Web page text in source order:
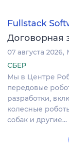
Fullstack
Договорная
07 августа 2026
СБЕР
Мы в Центре
передовые
разработки,
колесные
собак и другие…